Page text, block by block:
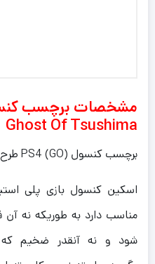
Ghost Of Tsushima
برچسب کنسول PS4 (GO) طرح Ghost Of Tsushima
مناسب دارد به طوریکه نه آن
شود و نه آنقدر ضخیم